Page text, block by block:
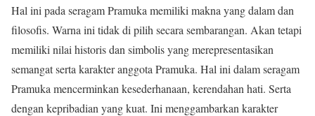
Hal ini pada seragam Pramuka memiliki makna yang dalam dan
filosofis. Warna ini tidak di pilih secara sembarangan. Akan tetapi
memiliki nilai historis dan simbolis yang merepresentasikan
semangat serta karakter anggota Pramuka. Hal ini dalam seragam
Pramuka mencerminkan kesederhanaan, kerendahan hati. Serta
dengan kepribadian yang kuat. Ini menggambarkan karakter